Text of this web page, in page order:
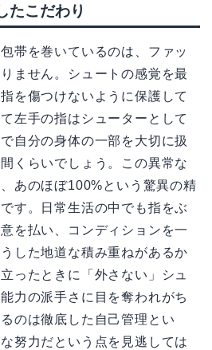
たこだわり
帯を巻いているのは、ファッ
ません。シュートの感覚を最
を傷つけないように保護して
左手の指はシューターとして
自分の身体の一部を大切に扱
くらいでしょう。この異常な
あのほぼ100%という驚異の精
す。日常生活の中でも指をぶ
を払い、コンディションを一
した地道な積み重ねがあるか
ったときに「外さない」シュ
力の派手さに目を奪われがち
のは徹底した自己管理とい
努力だという点を見逃しては